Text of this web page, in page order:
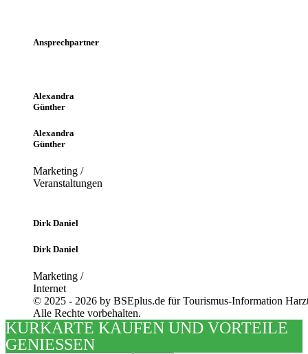
Ansprechpartner
Alexandra
Günther
Alexandra
Günther
Marketing /
Veranstaltungen
Dirk Daniel
Dirk Daniel
Marketing /
Internet
© 2025 - 2026 by BSEplus.de für Tourismus-Information
Alle Rechte vorbehalten.
KURKARTE KAUFEN UND VORTEILE
GENIESSEN